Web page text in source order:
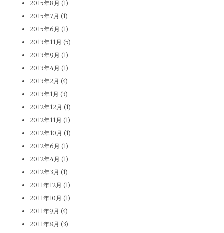
2015年8月 (1)
2015年7月 (1)
2015年6月 (1)
2013年11月 (5)
2013年9月 (1)
2013年4月 (1)
2013年2月 (4)
2013年1月 (3)
2012年12月 (1)
2012年11月 (1)
2012年10月 (1)
2012年6月 (1)
2012年4月 (1)
2012年3月 (1)
2011年12月 (1)
2011年10月 (1)
2011年9月 (4)
2011年8月 (3)